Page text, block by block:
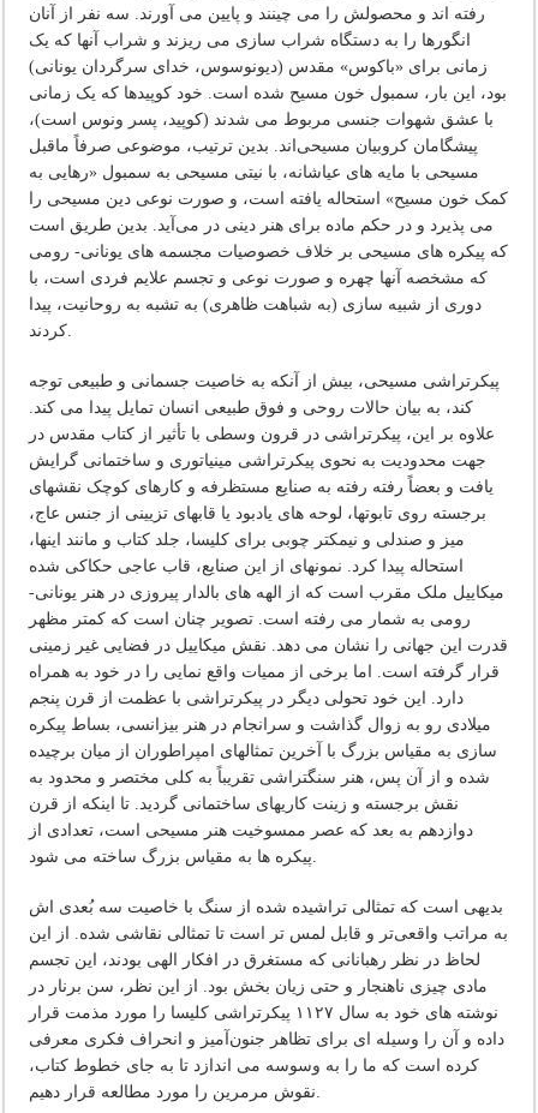
رفته اند و محصولش را می چینند و پایین می آورند. سه نفر از آنان
انگورها را به دستگاه شراب سازی می ریزند و شراب آنها که یک
زمانی برای «باکوس» مقدس (دیونوسوس، خدای سرگردان یونانی)
بود، این بار، سمبول خون مسیح شده است. خود کوپیدها که یک زمانی
با عشق شهوات جنسی مربوط می شدند (کوپید، پسر ونوس است)،
پیشگامان کروبیان مسیحی‌اند. بدین ترتیب، موضوعی صرفاً ماقبل
مسیحی با مایه های عیاشانه، با نیتی مسیحی به سمبول «رهایی به
کمک خون مسیح» استحاله یافته است، و صورت نوعی دین مسیحی را
می پذیرد و در حکم ماده برای هنر دینی در می‌آید. بدین طریق است
که پیکره های مسیحی بر خلاف خصوصیات مجسمه های یونانی- رومی
که مشخصه آنها چهره و صورت نوعی و تجسم علایم فردی است، با
دوری از شبیه سازی (به شباهت ظاهری) به تشبه به روحانیت، پیدا
کردند.
پیکرتراشی مسیحی، بیش از آنکه به خاصیت جسمانی و طبیعی توجه
کند، به بیان حالات روحی و فوق طبیعی انسان تمایل پیدا می کند.
علاوه بر این، پیکرتراشی در قرون وسطی با تأثیر از کتاب مقدس در
جهت محدودیت به نحوی پیکرتراشی مینیاتوری و ساختمانی گرایش
یافت و بعضاً رفته رفته به صنایع مستظرفه و کارهای کوچک نقشهای
برجسته روی تابوتها، لوحه های یادبود یا قابهای تزیینی از جنس عاج،
میز و صندلی و نیمکتر چوبی برای کلیسا، جلد کتاب و مانند اینها،
استحاله پیدا کرد. نمونهای از این صنایع، قاب عاجی حکاکی شده
میکاییل ملک مقرب است که از الهه های بالدار پیروزی در هنر یونانی-
رومی به شمار می رفته است. تصویر چنان است که کمتر مظهر
قدرت این جهانی را نشان می دهد. نقش میکاییل در فضایی غیر زمینی
قرار گرفته است. اما برخی از ممیات واقع نمایی را در خود به همراه
دارد. این خود تحولی دیگر در پیکرتراشی با عظمت از قرن پنجم
میلادی رو به زوال گذاشت و سرانجام در هنر بیزانسی، بساط پیکره
سازی به مقیاس بزرگ با آخرین تمثالهای امپراطوران از میان برچیده
شده و از آن پس، هنر سنگتراشی تقریباً به کلی مختصر و محدود به
نقش برجسته و زینت کاریهای ساختمانی گردید. تا اینکه از قرن
دوازدهم به بعد که عصر ممسوخیت هنر مسیحی است، تعدادی از
پیکره ها به مقیاس بزرگ ساخته می شود.
بدیهی است که تمثالی تراشیده شده از سنگ با خاصیت سه بُعدی اش
به مراتب واقعی‌تر و قابل لمس تر است تا تمثالی نقاشی شده. از این
لحاظ در نظر رهبانانی که مستغرق در افکار الهی بودند، این تجسم
مادی چیزی ناهنجار و حتی زیان بخش بود. از این نظر، سن برنار در
نوشته های خود به سال ۱۱۲۷ پیکرتراشی کلیسا را مورد مذمت قرار
داده و آن را وسیله ای برای تظاهر جنون‌آمیز و انحراف فکری معرفی
کرده است که ما را به وسوسه می اندازد تا به جای خطوط کتاب،
نقوش مرمرین را مورد مطالعه قرار دهیم.